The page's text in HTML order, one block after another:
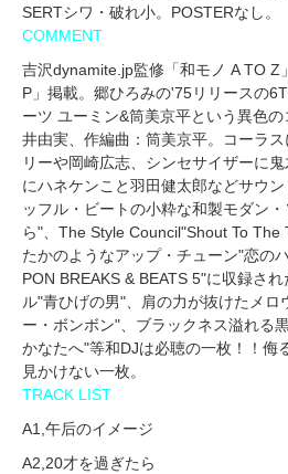
SERTシワ・破れ小。POSTERなし。
COMMENT
吉沢dynamite.jp監修「和モノ A TO Z
P」掲載。郷ひろみの'75リリースの
ーツ ユーミン&筒美京平という異色
井由実、作編曲：筒美京平。コーラ
リーや岡崎広志、シンセサイザーに
にハネケンこと羽田健太郎などサウ
ッフル・ビートの小粋な和製モダン
ら"、The Style Council"Shout To The
たかのようなアップ・チューン"恋の
PON BREAKS & BEATS 5"に収録さ
ル"青ひげの男"、肩の力が抜けたメロ
ー・ボンボン"、ブラックネス溢れる
かなたへ"等和DJは必聴の一枚！！侮
見かけない一枚。
TRACK LIST
A1,午后のイメージ
A2,20才を過ぎたら